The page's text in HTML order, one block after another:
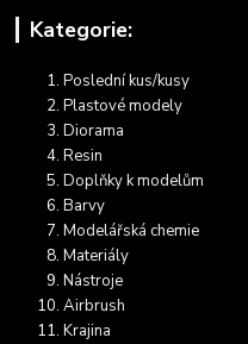
Kategorie:
Poslední kus/kusy
Plastové modely
Diorama
Resin
Doplňky k modelům
Barvy
Modelářská chemie
Materiály
Nástroje
Airbrush
Krajina